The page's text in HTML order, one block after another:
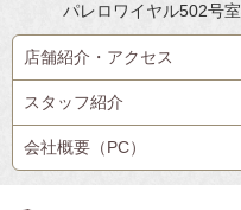
パレロワイヤル502号室
店舗紹介・アクセス
スタッフ紹介
会社概要（PC）